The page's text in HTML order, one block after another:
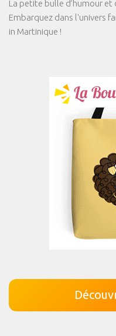
La petite bulle d’humour
Embarquez dans l'univers
in Martinique !